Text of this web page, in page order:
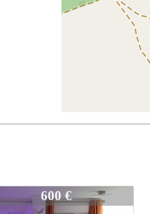
800 €